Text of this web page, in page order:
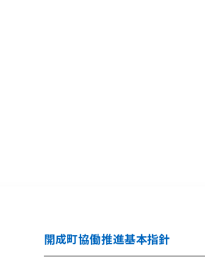
開成町協働推進基本指針